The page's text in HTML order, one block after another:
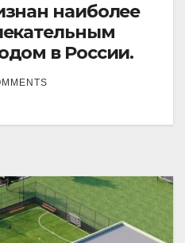
наиболее
в России.